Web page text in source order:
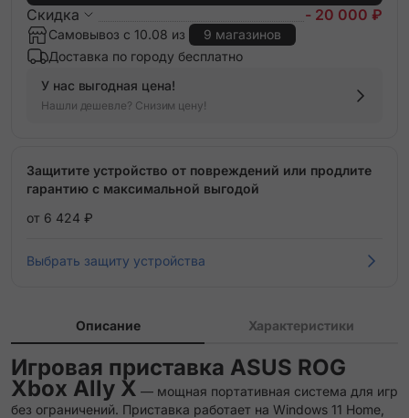
Скидка - 20 000 ₽
Самовывоз с 10.08 из
9 магазинов
Доставка по городу бесплатно
У нас выгодная цена!
Нашли дешевле? Снизим цену!
Защитите устройство от повреждений или продлите
гарантию с максимальной выгодой
от 6 424 ₽
Выбрать защиту устройства
Описание Характеристики
Игровая приставка ASUS ROG
Xbox Ally X — мощная портативная система для игр
без ограничений. Приставка работает на Windows 11 Home,